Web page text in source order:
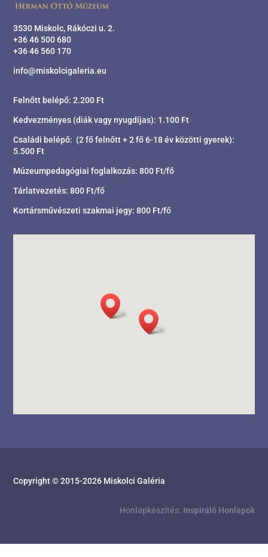
3530 Miskolc, Rákóczi u. 2.
+36 46 500 680
+36 46 560 170
info@miskolcigaleria.eu
Felnőtt belépő: 2.200 Ft
Kedvezményes (diák vagy nyugdíjas): 1.100 Ft
Családi belépő: (2 fő felnőtt + 2 fő 6-18 év közötti gyerek):
5.500 Ft
Múzeumpedagógiai foglalkozás: 800 Ft/fő
Tárlatvezetés: 800 Ft/fő
Kortársművészeti szakmai jegy: 800 Ft/fő
Copyright © 2015-2026 Miskolci Galéria
Honlapkészítés: Inspiráló Honlapok